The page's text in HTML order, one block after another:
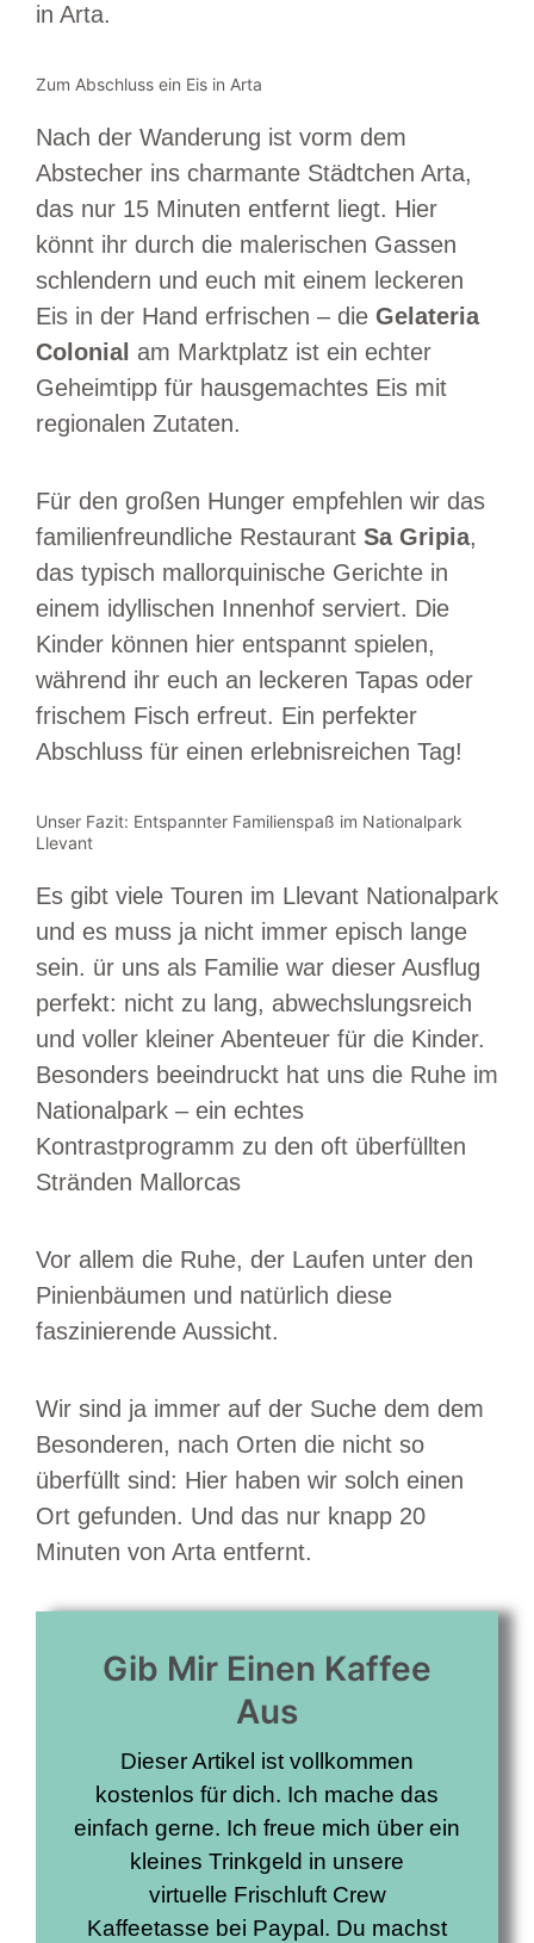
in Arta.
Zum Abschluss ein Eis in Arta
Nach der Wanderung ist vorm dem
Abstecher ins charmante Städtchen Arta,
das nur 15 Minuten entfernt liegt. Hier
könnt ihr durch die malerischen Gassen
schlendern und euch mit einem leckeren
Eis in der Hand erfrischen – die Gelateria
Colonial am Marktplatz ist ein echter
Geheimtipp für hausgemachtes Eis mit
regionalen Zutaten.
Für den großen Hunger empfehlen wir das
familienfreundliche Restaurant Sa Gripia,
das typisch mallorquinische Gerichte in
einem idyllischen Innenhof serviert. Die
Kinder können hier entspannt spielen,
während ihr euch an leckeren Tapas oder
frischem Fisch erfreut. Ein perfekter
Abschluss für einen erlebnisreichen Tag!
Unser Fazit: Entspannter Familienspaß im Nationalpark
Llevant
Es gibt viele Touren im Llevant Nationalpark
und es muss ja nicht immer episch lange
sein. ür uns als Familie war dieser Ausflug
perfekt: nicht zu lang, abwechslungsreich
und voller kleiner Abenteuer für die Kinder.
Besonders beeindruckt hat uns die Ruhe im
Nationalpark – ein echtes
Kontrastprogramm zu den oft überfüllten
Stränden Mallorcas
Vor allem die Ruhe, der Laufen unter den
Pinienbäumen und natürlich diese
faszinierende Aussicht.
Wir sind ja immer auf der Suche dem dem
Besonderen, nach Orten die nicht so
überfüllt sind: Hier haben wir solch einen
Ort gefunden. Und das nur knapp 20
Minuten von Arta entfernt.
Gib Mir Einen Kaffee
Aus
Dieser Artikel ist vollkommen
kostenlos für dich. Ich mache das
einfach gerne. Ich freue mich über ein
kleines Trinkgeld in unsere
virtuelle Frischluft Crew
Kaffeetasse bei Paypal. Du machst